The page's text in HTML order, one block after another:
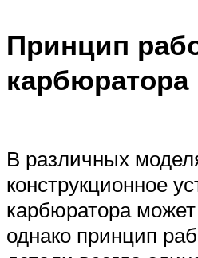
Принцип
карбюратора
В различных
конструкционное
карбюратора может
однако принцип